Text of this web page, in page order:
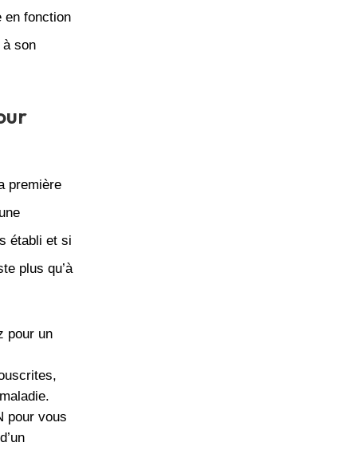
en fonction
à son
première
établi et si
plus qu’à
pour un
pour vous